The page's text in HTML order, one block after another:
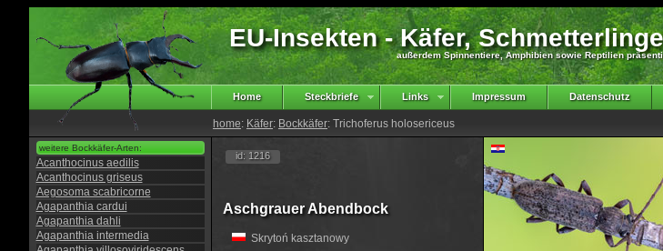
EU-Insekten - Käfer,
außerdem Spinnentiere, Amphibien sowie Reptilien
Home Steckbriefe Links Impressum Datenschutz
home: Käfer: Bockkäfer: Trichoferus holosericeus
weitere Bockkäfer-Arten:
Acanthocinus aedilis
Acanthocinus griseus
Aegosoma scabricorne
Agapanthia cardui
Agapanthia dahli
Agapanthia intermedia
id: 1216
Aschgrauer Abendbock
Skrytoń kasztanowy